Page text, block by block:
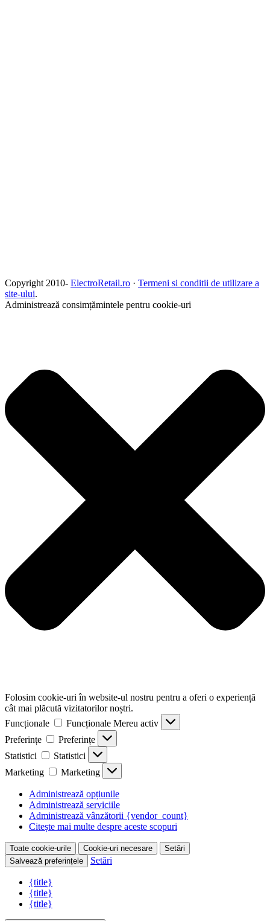
Copyright 2010- ElectroRetail.ro · Termeni si conditii de utilizare a
site-ului.
Administrează consimțămintele pentru cookie-uri
Folosim cookie-uri în website-ul nostru pentru a oferi o experiență
cât mai plăcută vizitatorilor noștri.
Funcționale
Funcționale Mereu activ
Preferințe
Preferințe
Statistici
Statistici
Marketing
Marketing
Administrează opțiunile
Administrează serviciile
Administrează vânzătorii {vendor_count}
Citește mai multe despre aceste scopuri
Toate cookie-urile Cookie-uri necesare
Setări
Salvează preferințele
Setări
{title}
{title}
{title}